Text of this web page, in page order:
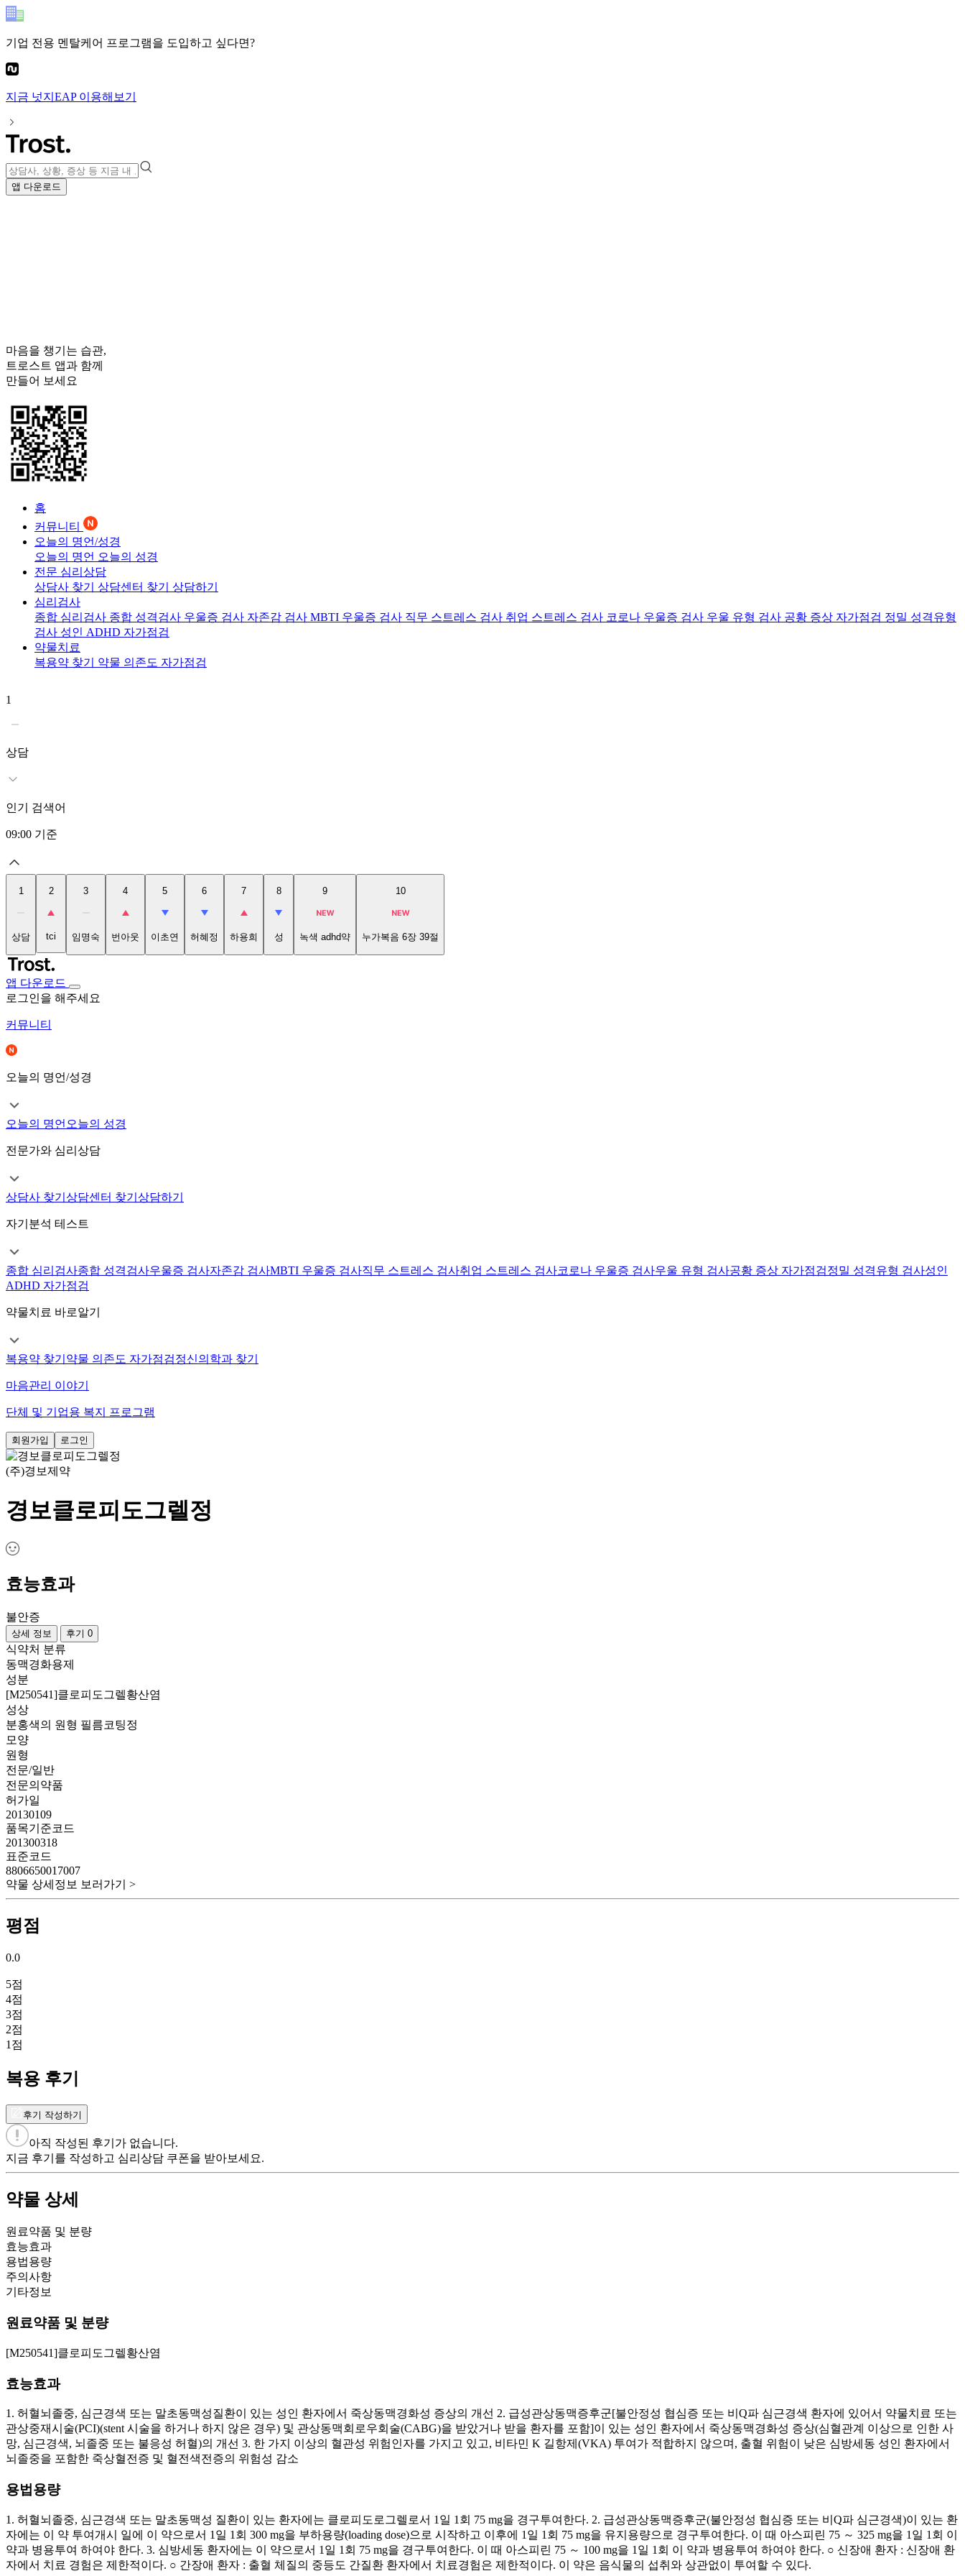
기업 전용 멘탈케어 프로그램을 도입하고 싶다면?
지금 넛지EAP이용해보기
앱 다운로드
마음을 챙기는 습관,
트로스트 앱과 함께
만들어 보세요
홈
커뮤니티
오늘의 명언/성경
오늘의 명언 오늘의 성경
전문 심리상담
상담사 찾기 상담센터 찾기 상담하기
심리검사
종합 심리검사 종합 성격검사 우울증 검사 자존감 검사 MBTI 우울증 검사 직무 스트레스 검사 취업 스트레스 검사 코로나 우울증 검사 우울 유형 검사 공황 증상 자가점검 정밀 성격유형
검사 성인 ADHD 자가점검
약물치료
복용약 찾기 약물 의존도 자가점검
1
상담
인기 검색어
09:00 기준
1
상담
2
tci
3
임명숙
4
번아웃
5
이초연
6
허혜정
7
하용희
8
성
9
녹색 adhd약
10
누가복음 6장 39절
앱 다운로드
로그인을 해주세요
커뮤니티
오늘의 명언/성경
오늘의 명언 오늘의 성경
전문가와 심리상담
상담사 찾기 상담센터 찾기 상담하기
자기분석 테스트
종합 심리검사종합 성격검사우울증 검사자존감 검사MBTI 우울증 검사직무 스트레스 검사취업 스트레스 검사코로나 우울증 검사우울 유형 검사공황 증상 자가점검정밀 성격유형 검사성인
ADHD 자가점검
약물치료 바로알기
복용약 찾기 약물 의존도 자가점검정신의학과 찾기
마음관리 이야기
단체 및 기업용 복지 프로그램
회원가입 로그인
(주)경보제약
경보클로피도그렐정
효능효과
불안증
상세 정보 후기 0
식약처 분류
동맥경화용제
성분
[M250541]클로피도그렐황산염
성상
분홍색의 원형 필름코팅정
모양
원형
전문/일반
전문의약품
허가일
20130109
품목기준코드
201300318
표준코드
8806650017007
약물 상세정보 보러가기 >
평점
0.0
5점
4점
3점
2점
1 점
복용 후기
후기 작성하기
아직 작성된 후기가 없습니다.
지금 후기를 작성하고 심리상담 쿠폰을 받아보세요.
약물 상세
원료약품 및 분량
효능효과
용법용량
주의사항
기타정보
원료약품 및 분량
[M250541]클로피도그렐황산염
효능효과
1. 허혈뇌졸중, 심근경색 또는 말초동맥성질환이 있는 성인 환자에서 죽상동맥경화성 증상의 개선 2. 급성관상동맥증후군[불안정성 협심증 또는 비Q파 심근경색 환자에 있어서 약물치료 또는
관상중재시술(PCI)(stent 시술을 하거나 하지 않은 경우) 및 관상동맥회로우회술(CABG)을 받았거나 받을 환자를 포함]이 있는 성인 환자에서 죽상동맥경화성 증상(심혈관계 이상으로 인한 사
망, 심근경색, 뇌졸중 또는 불응성 허혈)의 개선 3. 한 가지 이상의 혈관성 위험인자를 가지고 있고, 비타민 K 길항제(VKA) 투여가 적합하지 않으며, 출혈 위험이 낮은 심방세동 성인 환자에서
뇌졸중을 포함한 죽상혈전증 및 혈전색전증의 위험성 감소
용법용량
1. 허혈뇌졸중, 심근경색 또는 말초동맥성 질환이 있는 환자에는 클로피도로그렐로서 1일 1회 75 mg을 경구투여한다. 2. 급성관상동맥증후군(불안정성 협심증 또는 비Q파 심근경색)이 있는 환
자에는 이 약 투여개시 일에 이 약으로서 1일 1회 300 mg을 부하용량(loading dose)으로 시작하고 이후에 1일 1회 75 mg을 유지용량으로 경구투여한다. 이 때 아스피린 75 ～ 325 mg을 1일 1회 이
약과 병용투여 하여야 한다. 3. 심방세동 환자에는 이 약으로서 1일 1회 75 mg을 경구투여한다. 이 때 아스피린 75 ～ 100 mg을 1일 1회 이 약과 병용투여 하여야 한다. ○ 신장애 환자 : 신장애 환
자에서 치료 경험은 제한적이다. ○ 간장애 환자 : 출혈 체질의 중등도 간질환 환자에서 치료경험은 제한적이다. 이 약은 음식물의 섭취와 상관없이 투여할 수 있다.